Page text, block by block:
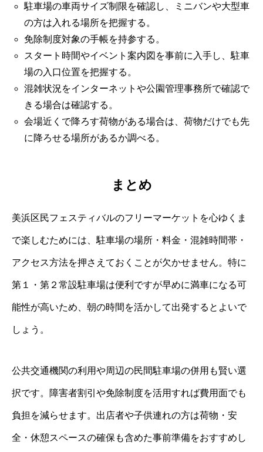
駐車場の車両サイズ制限を確認し、ミニバンや大型車
の方は入れる場所を把握する。
免除制度対象の手帳を持参する。
スタート時間やイベント案内図を事前に入手し、駐車
場の入口位置を把握する。
混雑状況をインターネットや公園管理事務所で確認で
きる場合は確認する。
会場近くで降ろす荷物がある場合は、荷物だけでも先
に降ろせる場所があるか調べる。
まとめ
美浜区民フェスティバルのフリーマーケットを心ゆくま
で楽しむためには、駐車場の場所・料金・混雑時間帯・
アクセス方法を押さえておくことが欠かせません。特に
第１・第２常設駐車場は便利ですが早めに満車になる可
能性が高いため、朝の時間を活かして出発するとよいで
しょう。
公共交通機関の利用や周辺の民間駐車場の併用も賢い選
択です。障害者割引や免除制度を活用すれば費用面でも
負担を減らせます。出店者や子供連れの方は荷物・安
全・休憩スペースの確保も含めた事前準備をおすすめし